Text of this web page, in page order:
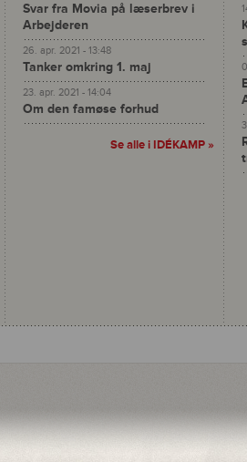
Svar fra Movia på læserbrev i
Arbejderen
26. apr. 2021 - 13:48
Tanker omkring 1. maj
23. apr. 2021 - 14:04
Om den famøse forhud
Se alle i IDÉKAMP»